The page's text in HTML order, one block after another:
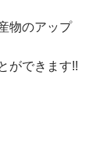
物のアップ
ができます!!